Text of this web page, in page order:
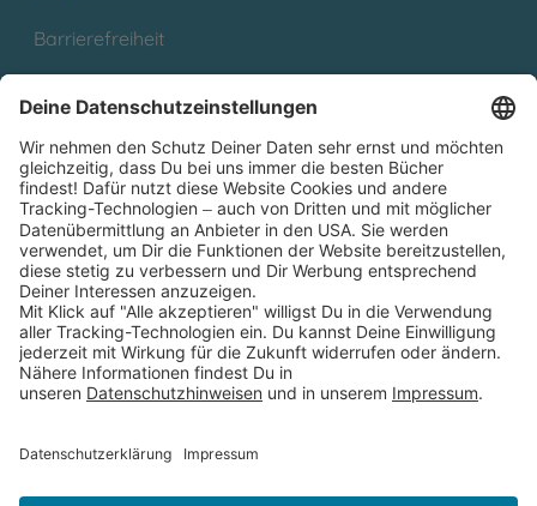
Barrierefreiheit
Partnerprogramm (Affiliate)
Folge uns auf
* Versandkostenfrei ab 9,00 € Bestellwert innerhalb
Deutschlands
** Lieferzeit 1-3 Werktage innerhalb Deutschlands
Thienemann-Esslinger Verlag GmbH, Blumenstraße 36, D-70182